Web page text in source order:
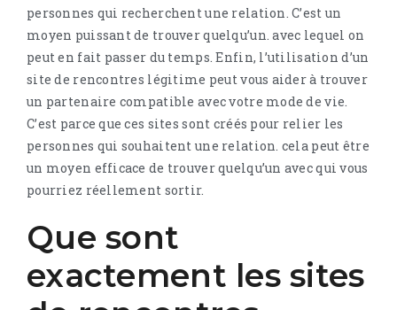
personnes qui recherchent une relation. C’est un
moyen puissant de trouver quelqu’un. avec lequel on
peut en fait passer du temps. Enfin, l’utilisation d’un
site de rencontres légitime peut vous aider à trouver
un partenaire compatible avec votre mode de vie.
C’est parce que ces sites sont créés pour relier les
personnes qui souhaitent une relation. cela peut être
un moyen efficace de trouver quelqu’un avec qui vous
pourriez réellement sortir.
Que sont
exactement les sites